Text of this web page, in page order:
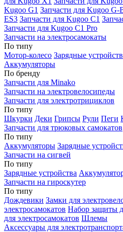
Kugoo G1 Запчасти для Kugoo G-
ES3 Запчасти для Kugoo C1
Запчасти для Kugoo C1 Pro
Запчасти на электросамокаты
По типу
Мотор-колесо Зарядные
Аккумуляторы
По бренду
Запчасти для Minako
Запчасти на электровелосипеды
Запчасти для электротрициклов
По типу
Шкурки Деки Грипсы Рули Пеги
Запчасти для трюковых самокатов
По типу
Аккумуляторы Зарядные
Запчасти на сигвей
По типу
Зарядные устройства
Запчасти на гироскутер
По типу
Дождевики Замки для
электросамокатов Набор защиты
для электросамокатов Шлемы
Аксессуары для